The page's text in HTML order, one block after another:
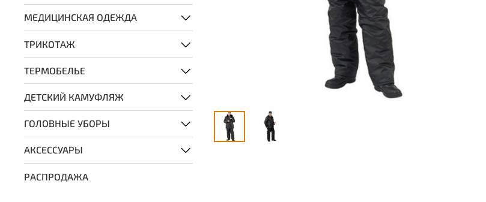
МЕДИЦИНСКАЯ ОДЕЖДА
ТРИКОТАЖ
ТЕРМОБЕЛЬЕ
ДЕТСКИЙ КАМУФЛЯЖ
ГОЛОВНЫЕ УБОРЫ
АКСЕССУАРЫ
РАСПРОДАЖА